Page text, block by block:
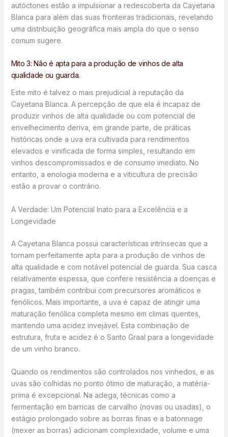
autóctones estão a impulsionar a redescoberta da Cayetana
Blanca para além das suas fronteiras tradicionais, revelando
uma distribuição geográfica mais ampla do que o senso
comum sugere.
Mito 3: Não é apta para a produção de vinhos de alta
qualidade ou guarda.
Este mito é talvez o mais prejudicial à reputação da
Cayetana Blanca. A percepção de que ela é incapaz de
produzir vinhos de alta qualidade ou com potencial de
envelhecimento deriva, em grande parte, de práticas
históricas onde a uva era cultivada para rendimentos
elevados e vinificada de forma simples, resultando em
vinhos descompromissados e de consumo imediato. No
entanto, a enologia moderna e a viticultura de precisão
estão a provar o contrário.
A Verdade: Um Potencial Inato para a Excelência e a
Longevidade
A Cayetana Blanca possui características intrínsecas que a
tornam perfeitamente apta para a produção de vinhos de
alta qualidade e com notável potencial de guarda. Sua casca
relativamente espessa, que confere resistência a doenças e
pragas, também contribui com precursores aromáticos e
fenólicos. Mais importante, a uva é capaz de atingir uma
maturação fenólica completa mesmo em climas quentes,
mantendo uma acidez invejável. Esta combinação de
estrutura, fruta e acidez é o Santo Graal para a longevidade
de um vinho branco.
Quando os rendimentos são controlados nos vinhedos, e as
uvas são colhidas no ponto ótimo de maturação, a matéria-
prima é excepcional. Na adega, técnicas como a
fermentação em barricas de carvalho (novas ou usadas), o
estágio prolongado sobre as borras finas e a batonnage
(mexer as borras) adicionam complexidade, volume e uma